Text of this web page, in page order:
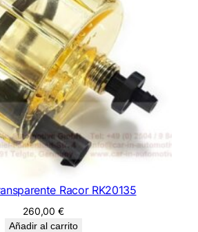
Racor RK20135
260,00€
Añadir al carrito